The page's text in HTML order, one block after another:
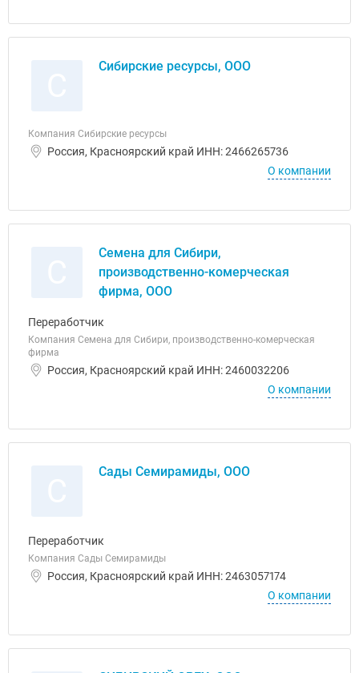
Сибирские ресурсы, ООО
Компания Сибирские ресурсы
Россия, Красноярский край ИНН: 2466265736
О компании
Семена для Сибири,
производственно-комерческая
фирма, ООО
Переработчик
Компания Семена для Сибири, производственно-комерческая
фирма
Россия, Красноярский край ИНН: 2460032206
О компании
Сады Семирамиды, ООО
Переработчик
Компания Сады Семирамиды
Россия, Красноярский край ИНН: 2463057174
О компании